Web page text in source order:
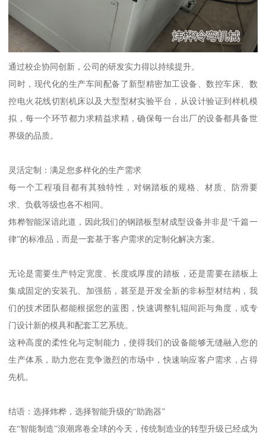
通过校企协同创新，公司的研发实力得以持续提升。
同时，现代化的生产车间配备了新型精密加工设备、数控车床、数
控电火花线切割机床以及大型型材实验平台，从设计验证到样机模
拟，每一个环节都力求精益求精，确保每一台出厂的设备都具备世
界级的品质。
灵活定制：满足您多样化的生产需求
每一个工程项目都有其独特性，对钢踏板的规格、材质、防滑要
求、负载等级也各不相同。
炜桦智能深谙此道，因此我们的钢踏板型材成型设备并非是“千篇一
律”的标准品，而是一套基于客户需求的定制化解决方案。
无论是需要生产特定宽度、长度或厚度的踏板，还是需要在踏板上
集成固定的安装孔、加强筋，甚至是开发全新的非标型材结构，我
们的技术团队都能根据您的蓝图，快速调整轧辊间距与角度，或专
门设计新的模具和配套工艺系统。
这种高度的柔性化与定制能力，使得我们的设备能够无缝融入您的
生产体系，助力您在竞争激烈的市场中，快速响应客户需求，占得
先机。
结语：选择炜桦，选择智能升级的“助跑器”
在“智能制造”浪潮席卷全球的今天，传统制造业的转型升级已经成为